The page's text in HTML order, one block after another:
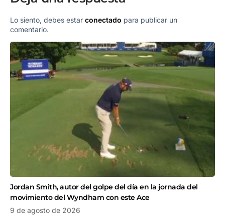
Lo siento, debes estar conectado para publicar un
comentario.
Jordan Smith, autor del golpe del día en la jornada del
movimiento del Wyndham con este Ace
9 de agosto de 2026